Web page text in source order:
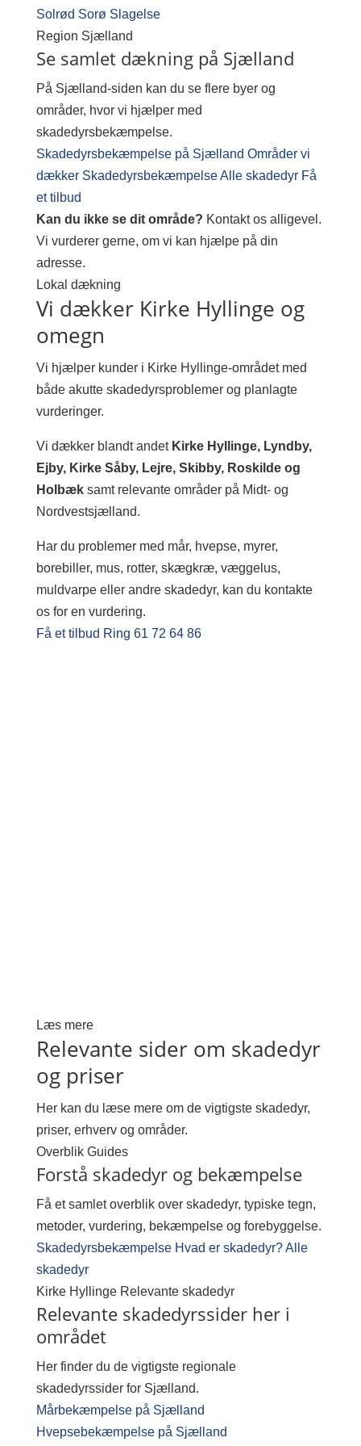
Solrød Sorø Slagelse
Region Sjælland
Se samlet dækning på Sjælland
På Sjælland-siden kan du se flere byer og
områder, hvor vi hjælper med
skadedyrsbekæmpelse.
Skadedyrsbekæmpelse på Sjælland Områder vi
dækker SkadedyrsbekæmpelseAlle skadedyr Få
et tilbud
Kan du ikke se dit område? Kontakt os alligevel.
Vi vurderer gerne, om vi kan hjælpe på din
adresse.
Lokal dækning
Vi dækker Kirke Hyllinge og
omegn
Vi hjælper kunder i Kirke Hyllinge-området med
både akutte skadedyrsproblemer og planlagte
vurderinger.
Vi dækker blandt andet Kirke Hyllinge, Lyndby,
Ejby, Kirke Såby, Lejre, Skibby, Roskilde og
Holbæksamt relevante områder på Midt- og
Nordvestsjælland.
Har du problemer med mår, hvepse, myrer,
borebiller, mus, rotter, skægkræ, væggelus,
muldvarpe eller andre skadedyr, kan du kontakte
os for en vurdering.
Få et tilbud Ring 61 72 64 86
Læs mere
Relevante sider om skadedyr
og priser
Her kan du læse mere om de vigtigste skadedyr,
priser, erhverv og områder.
Overblik Guides
Forstå skadedyr og bekæmpelse
Få et samlet overblik over skadedyr, typiske tegn,
metoder, vurdering, bekæmpelse og forebyggelse.
Skadedyrsbekæmpelse Hvad er skadedyr?Alle
skadedyr
Kirke Hyllinge Relevante skadedyr
Relevante skadedyrssider her i
området
Her finder du de vigtigste regionale
skadedyrssider for Sjælland.
Mårbekæmpelse på Sjælland
Hvepsebekæmpelse på Sjælland